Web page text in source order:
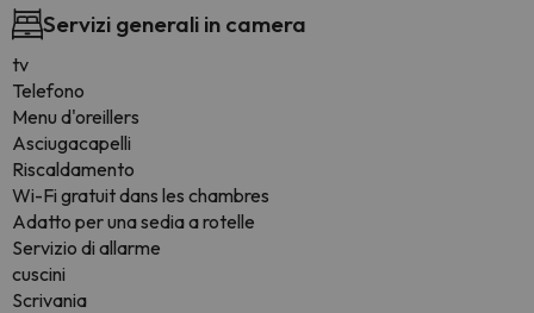
Servizi generali in camera
tv
Telefono
Menu d'oreillers
Asciugacapelli
Riscaldamento
Wi-Fi gratuit dans les chambres
Adatto per una sedia a rotelle
Servizio di allarme
cuscini
Scrivania